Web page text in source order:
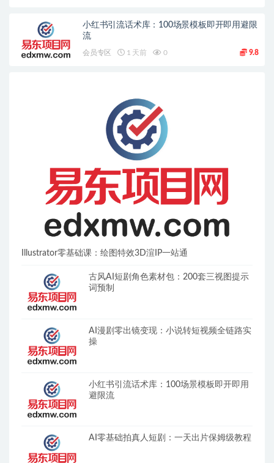
小红书引流话术库：100场景模板即开即用避限
流
会员专区 1 天前 0 9.8
Illustrator零基础课：绘图特效3D渲IP一站通
古风AI短剧角色素材包：200套三视图提示
词预制
AI漫剧零出镜变现：小说转短视频全链路实
操
小红书引流话术库：100场景模板即开即用
避限流
AI零基础拍真人短剧：一天出片保姆级教程